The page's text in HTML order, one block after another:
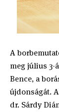
A
meg július 3-
Bence, a
újdonságát.
dr. Sárdy